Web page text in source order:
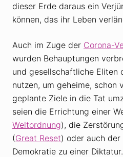
dieser Erde daraus ein
können, das ihr Leben
Auch im Zuge der Corona-
wurden Behauptungen
und gesellschaftliche Eliten
nutzen, um geheime, schon
geplante Ziele in die Tat
seien die Errichtung einer
Weltordnung), die
(Great Reset) oder auch
Demokratie zu einer